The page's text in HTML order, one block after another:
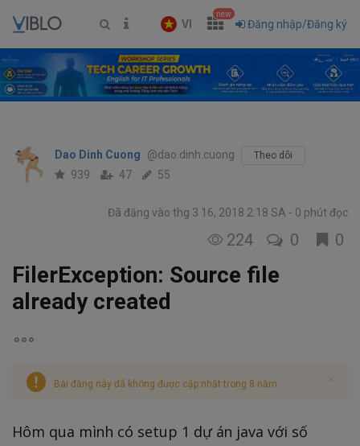
VI
new
Đăng nhập/Đăng ký
Dao Dinh Cuong @dao.dinh.cuong Theo dõi
939 47 55
Đã đăng vào thg 3 16, 2018 2:18 SA 0 phút đọc
224 0 0
FilerException: Source file
already created
Bài đăng này đã không được cập nhật trong 8 năm
Hôm qua mình có setup 1 dự án java với số